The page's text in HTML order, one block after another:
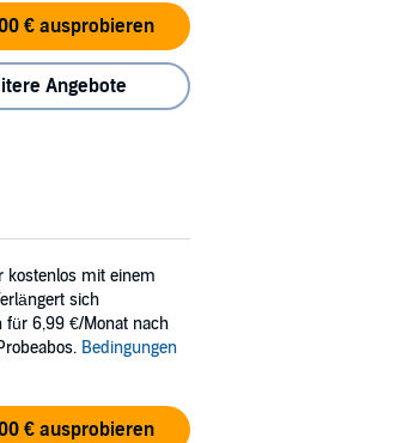
€ ausprobieren
Angebote
kostenlos mit einem
sich
für 6,99 €/Monat nach
Bedingungen
€ ausprobieren